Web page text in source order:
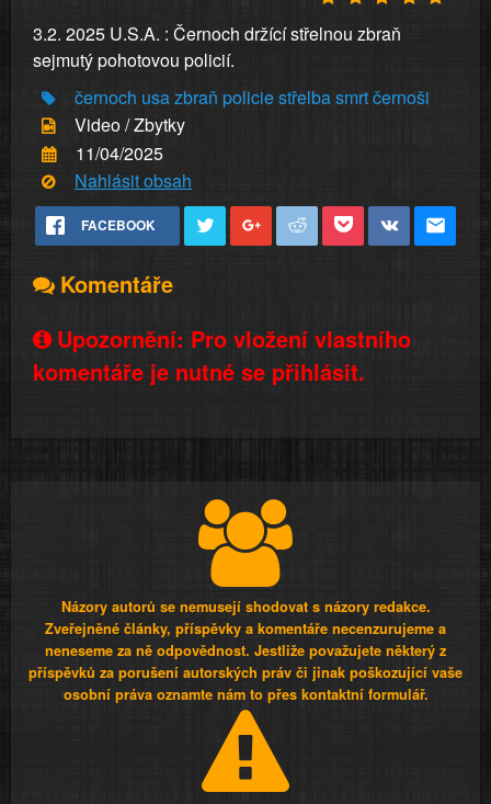
3.2. 2025 U.S.A. : Černoch držící střelnou zbraň
sejmutý pohotovou policií.
černoch usazbraň policiestřelbasmrtčernoši
Video / Zbytky
11/04/2025
Nahlásit obsah
FACEBOOK
Komentáře
Upozornění: Pro vložení vlastního
komentáře je nutné se přihlásit.
Názory autorů se nemusejí shodovat s názory redakce.
Zveřejněné články, příspěvky a komentáře necenzurujeme a
neneseme za ně odpovědnost. Jestliže považujete některý z
příspěvků za porušení autorských práv či jinak poškozující vaše
osobní práva oznamte nám to přes kontaktní formulář.